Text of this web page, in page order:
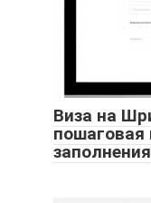
Виза на
пошаговая
заполнения